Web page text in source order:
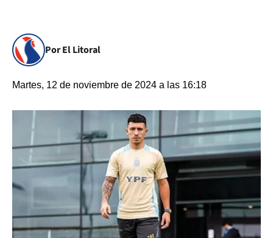
Por El Litoral
Martes, 12 de noviembre de 2024 a las 16:18